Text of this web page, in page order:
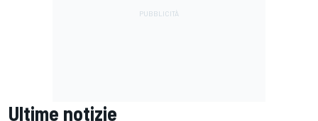
Ultime notizie